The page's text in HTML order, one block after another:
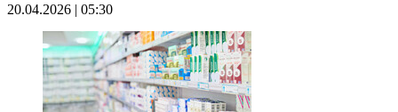
20.04.2026 | 05:30